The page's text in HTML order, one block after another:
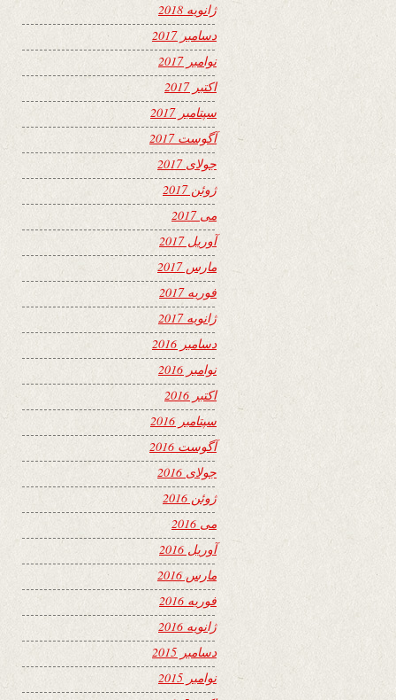
ژانویه 2018
دسامبر 2017
نوامبر 2017
اکتبر 2017
سپتامبر 2017
آگوست 2017
جولای 2017
ژوئن 2017
می 2017
آوریل 2017
مارس 2017
فوریه 2017
ژانویه 2017
دسامبر 2016
نوامبر 2016
اکتبر 2016
سپتامبر 2016
آگوست 2016
جولای 2016
ژوئن 2016
می 2016
آوریل 2016
مارس 2016
فوریه 2016
ژانویه 2016
دسامبر 2015
نوامبر 2015